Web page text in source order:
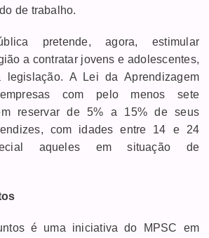
de trabalho.
pretende, agora, estimular
a contratar jovens e adolescentes,
legislação. A Lei da Aprendizagem
com pelo menos sete
reservar de 5% a 15% de seus
com idades entre 14 e 24
aqueles em situação de
é uma iniciativa do MPSC em